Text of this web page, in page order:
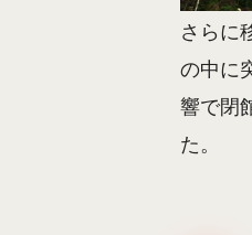
さらに
の中に
響で閉
た。